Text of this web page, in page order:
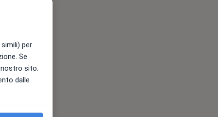
per
Se
sito.
dalle